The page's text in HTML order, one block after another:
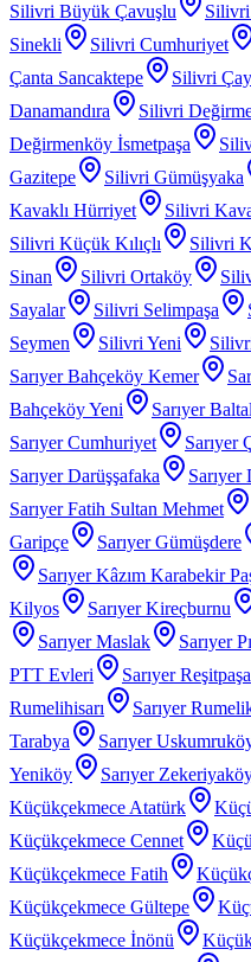
Silivri Büyük Çavuşlu
Silivri
Sinekli
Silivri Cumhuriyet
Çanta Sancaktepe
Silivri
Danamandıra
Silivri
Değirmenköy İsmetpaşa
Gazitepe
Silivri Gümüşyaka
Kavaklı Hürriyet
Silivri
Silivri Küçük Kılıçlı
Silivri
Sinan
Silivri Ortaköy
Sayalar
Silivri Selimpaşa
Seymen
Silivri Yeni
Sarıyer Bahçeköy Kemer
Bahçeköy Yeni
Sarıyer
Sarıyer Cumhuriyet
Sarıyer
Sarıyer Darüşşafaka
Sarıyer Fatih Sultan Mehmet
Garipçe
Sarıyer Gümüşdere
Sarıyer Kâzım Karabekir
Kilyos
Sarıyer Kireçburnu
Sarıyer Maslak
Sarıyer
PTT Evleri
Sarıyer Reşitpaşa
Rumelihisarı
Sarıyer
Tarabya
Sarıyer
Yeniköy
Sarıyer
Küçükçekmece Atatürk
Küçükçekmece Cennet
Küçükçekmece Fatih
Küçükçekmece Gültepe
Küçükçekmece İnönü